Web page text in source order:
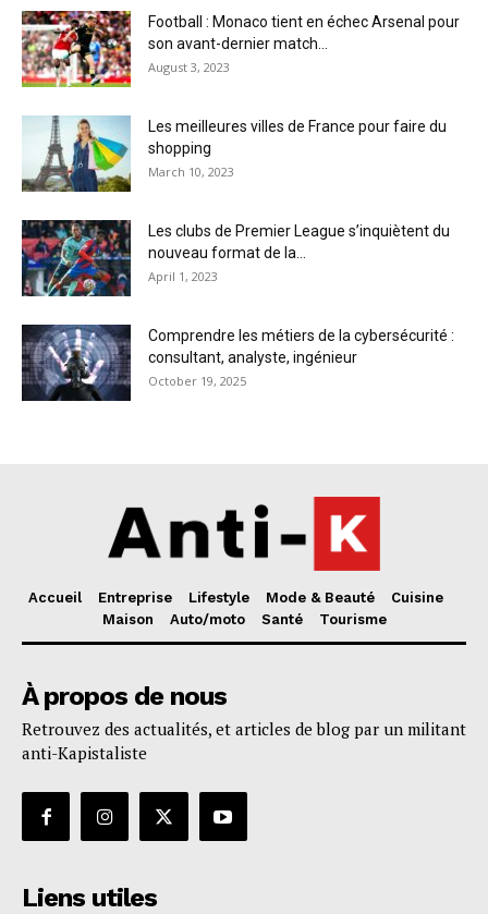
Football : Monaco tient en échec Arsenal pour
son avant-dernier match...
August 3, 2023
Les meilleures villes de France pour faire du
shopping
March 10, 2023
Les clubs de Premier League s’inquiètent du
nouveau format de la...
April 1, 2023
Comprendre les métiers de la cybersécurité :
consultant, analyste, ingénieur
October 19, 2025
Accueil Entreprise Lifestyle Mode & Beauté
Cuisine
Maison
Auto/moto Santé Tourisme
À propos de nous
Retrouvez des actualités, et articles de blog par un militant
anti-Kapistaliste
Liens utiles